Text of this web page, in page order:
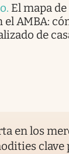
. El mapa
el AMBA:
de
en los
clave